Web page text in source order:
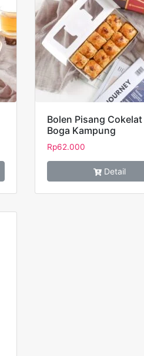
Bolen Pisang Cokelat
Boga Kampung
Rp62.000
Detail